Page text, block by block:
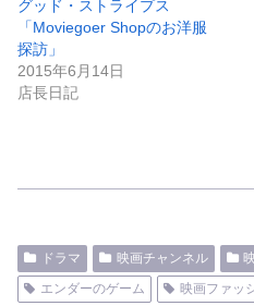
グッド・ストライプス
「Moviegoer Shopのお洋服
探訪」
2015年6月14日
店長日記
ドラマ 映画チャンネル
エンダーのゲーム
映画ファッ